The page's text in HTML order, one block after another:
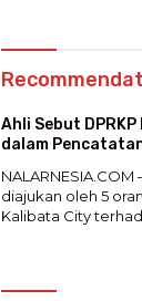
Ahli Sebut
dalam
diajukan oleh 5
Kalibata City